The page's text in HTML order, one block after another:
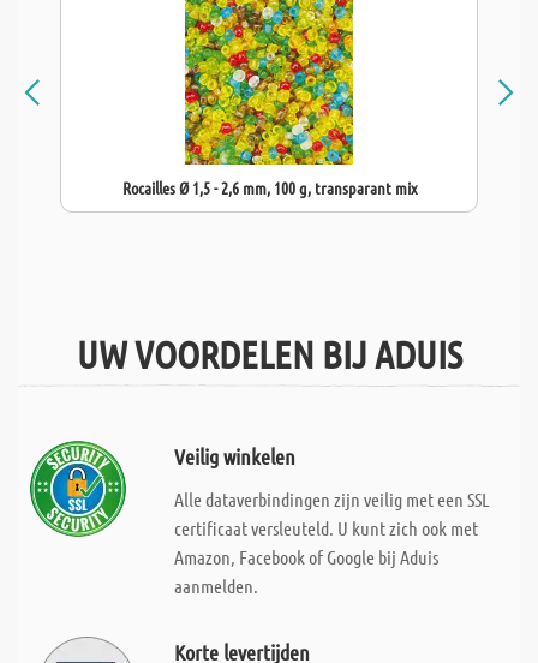
Rocailles Ø 1,5 - 2,6 mm, 100 g, transparant mix
UW VOORDELEN BIJ ADUIS
Veilig winkelen
Alle dataverbindingen zijn veilig met een SSL
certificaat versleuteld. U kunt zich ook met
Amazon, Facebook of Google bij Aduis
aanmelden.
Korte levertijden